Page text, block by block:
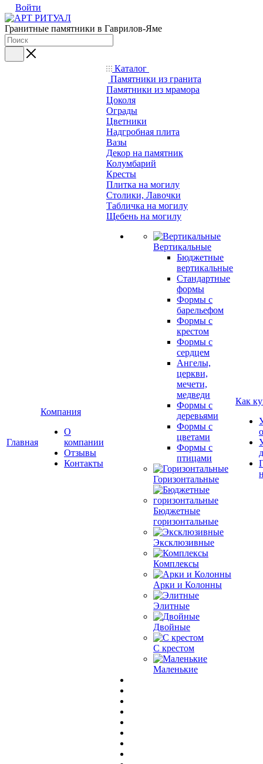
Войти
Гранитные памятники в Гаврилов-Яме
Главная
Компания
О
компании
Отзывы
Контакты
Каталог
Памятники из гранита
Памятники из мрамора
Цоколя
Ограды
Цветники
Надгробная плита
Вазы
Декор на памятник
Колумбарий
Кресты
Плитка на могилу
Столики, Лавочки
Табличка на могилу
Щебень на могилу
Вертикальные
Бюджетные
вертикальные
Стандартные
формы
Формы с
барельефом
Формы с
крестом
Формы с
сердцем
Ангелы,
церкви,
мечети,
медведи
Формы с
деревьями
Формы с
цветами
Формы с
птицами
Горизонтальные
Бюджетные
горизонтальные
Эксклюзивные
Комплексы
Арки и Колонны
Элитные
Двойные
С крестом
Маленькие
Как